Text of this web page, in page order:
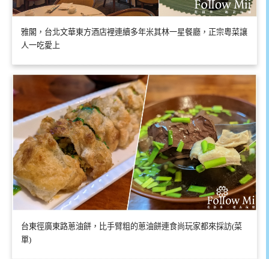
雅閣，台北文華東方酒店裡連續多年米其林一星餐廳，正宗粵菜讓
人一吃愛上
台東徑廣東路蔥油餅，比手臂粗的蔥油餅連食尚玩家都來採訪(菜
單)